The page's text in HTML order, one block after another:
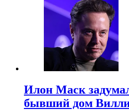
Илон Маск
бывший дом